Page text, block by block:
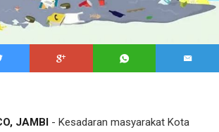
JAMBI - Kesadaran masyarakat Kota